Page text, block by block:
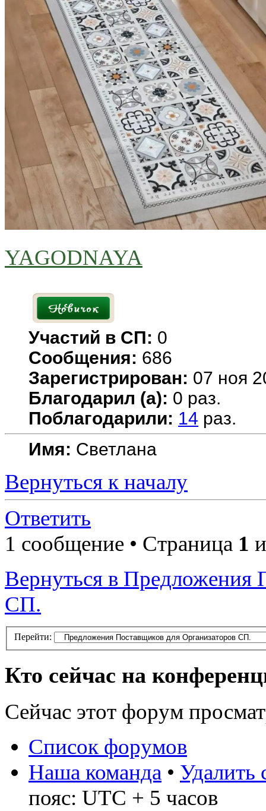
YAGODNAYA
Участий в СП: 0
Сообщения: 686
Зарегистрирован: 07 ноя
Благодарил (а): 0 раз.
Поблагодарили: 14 раз.
Имя: Светлана
Вернуться к началу
Ответить
1 сообщение • Страница 1
Вернуться в Предложения
СП.
Перейти:
Кто сейчас на
Сейчас этот форум
Список форумов
Наша команда • Удалить
пояс: UTC + 5 часов